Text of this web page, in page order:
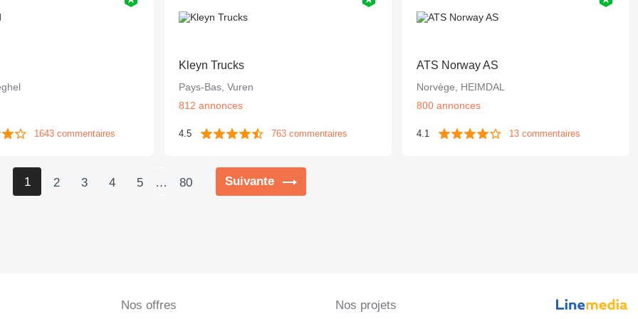
1643 commentaires
Kleyn Trucks
Pays-Bas, Vuren
812 annonces
4.5 763 commentaires
ATS Norway AS
Norvège, HEIMDAL
800 annonces
4.1 13 commentaires
1 2 3 4 5 … 80 Suivante
Nos offres Nos projets